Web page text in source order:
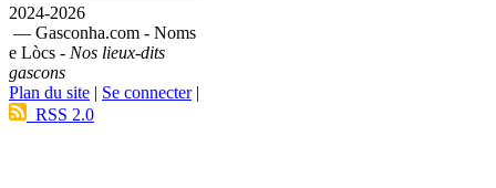
2024-2026
— Gasconha.com - Noms
e Lòcs - Nos lieux-dits
gascons
Plan du site | Se connecter|
RSS 2.0